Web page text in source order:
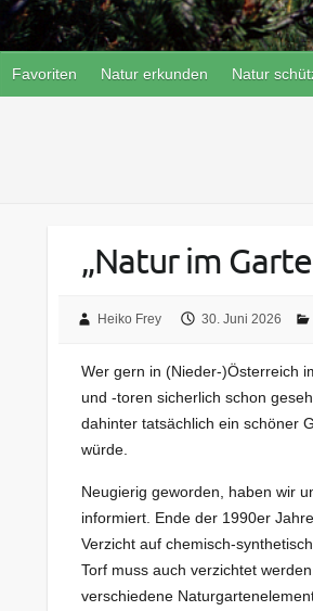
Favoriten Natur erkunden Natur
„Natur im
Heiko Frey 30. Juni 2026
Wer gern in (Nieder-)Österreich
und -toren sicherlich schon
dahinter tatsächlich ein schöner
würde.
Neugierig geworden, haben wir
informiert. Ende der 1990er
Verzicht auf chemisch-
Torf muss auch verzichtet
verschiedene